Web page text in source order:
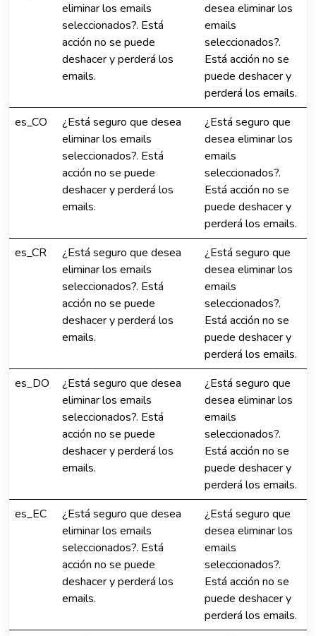
eliminar los emails
seleccionados?. Está
acción no se puede
deshacer y perderá los
emails.
desea eliminar los
emails
seleccionados?.
Está acción no se
puede deshacer y
perderá los emails.
es_CO
¿Está seguro que desea
eliminar los emails
seleccionados?. Está
acción no se puede
deshacer y perderá los
emails.
¿Está seguro que
desea eliminar los
emails
seleccionados?.
Está acción no se
puede deshacer y
perderá los emails.
es_CR
¿Está seguro que desea
eliminar los emails
seleccionados?. Está
acción no se puede
deshacer y perderá los
emails.
¿Está seguro que
desea eliminar los
emails
seleccionados?.
Está acción no se
puede deshacer y
perderá los emails.
es_DO
¿Está seguro que desea
eliminar los emails
seleccionados?. Está
acción no se puede
deshacer y perderá los
emails.
¿Está seguro que
desea eliminar los
emails
seleccionados?.
Está acción no se
puede deshacer y
perderá los emails.
es_EC
¿Está seguro que desea
eliminar los emails
seleccionados?. Está
acción no se puede
deshacer y perderá los
emails.
¿Está seguro que
desea eliminar los
emails
seleccionados?.
Está acción no se
puede deshacer y
perderá los emails.